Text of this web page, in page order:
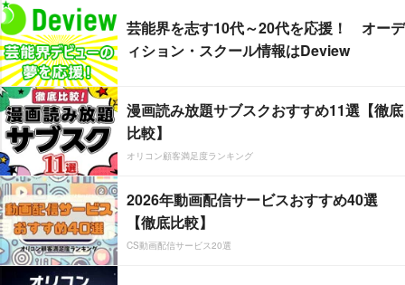
芸能界を志す10代～20代を応援！ オーデ
ィション・スクール情報はDeview
漫画読み放題サブスクおすすめ11選【徹底
比較】
オリコン顧客満足度ランキング
2026年動画配信サービスおすすめ40選
【徹底比較】
CS動画配信サービス20選